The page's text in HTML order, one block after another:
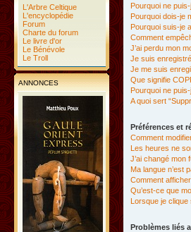
L'Arbre Celtique
L'encyclopédie
Forum
Charte du forum
Le livre d'or
Le Bénévole
Le Troll
ANNONCES
Pourquoi ne
Pourquoi dois-je
Pourquoi suis-je
Comment
J’ai perdu mon
Je suis
Je me suis
Que signifie
Pourquoi ne
A quoi sert
Préférences et
Comment
Les heures ne
J’ai changé mon
Ma langue n’est
Comment
Qu’est-ce que
Lorsque je clique
Problèmes liés